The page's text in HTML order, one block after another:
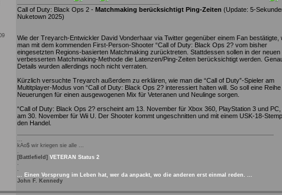
Call of Duty: Black Ops 2 - Matchmaking berücksichtigt Ping-Zeiten (Update: 5-
Nuketown 2025)
Wie der Treyarch-Entwickler David Vonderhaar via Twitter gegenüber einem Fan bestätigte,
man mit dem kommenden First-Person-Shooter “Call of Duty: Black Ops 2? vom bisher
eingesetzten Regions-basierten Matchmaking zurücktreten. Stattdessen sollen in der neuen
verbesserten Matchmaking-Methode die Latenzen/Ping-Zeiten berücksichtigt werden.
Details wurden allerdings noch nicht verraten.
Kürzlich versuchte Treyarch außerdem zu erklären, wie man die “Call of Duty”-Spieler am
Multitplayer-Modus von “Call of Duty: Black Ops 2? interessiert halten will. So soll eine
Neuerungen für einen ausgewogenen Mix für Veteranen und Neulinge sorgen.
“Call of Duty: Black Ops 2? erscheint am 13. November für Xbox 360, PlayStation 3 und
am 30. November für Wii U. Der Shooter kommt ungeschnitten und mit einem USK-18-
den Handel.
...
kAo$ wir kriegen sie alle ...
.
[Battlefield] VETERAN Status 2
.
.
... Einen Vorsprung im Leben hat, wer da anpackt, wo die anderen erst einmal reden. ...
John F. Kennedy